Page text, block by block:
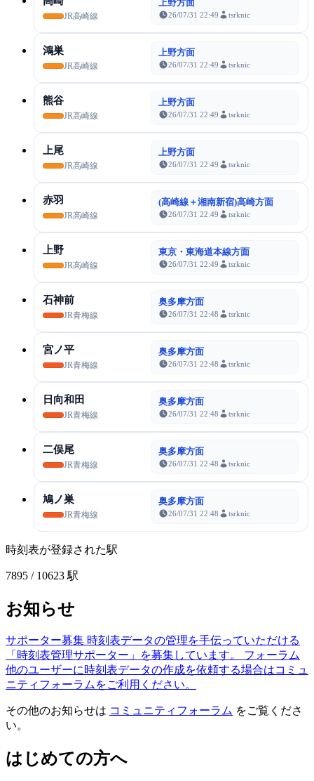
JR高崎線
上野方面
26/07/31 22:49 tsrknic
鴻巣
JR高崎線
上野方面
26/07/31 22:49 tsrknic
熊谷
JR高崎線
上野方面
26/07/31 22:49 tsrknic
上尾
JR高崎線
上野方面
26/07/31 22:49 tsrknic
赤羽
JR高崎線
(高崎線＋湘南新宿)高崎方面
26/07/31 22:49 tsrknic
上野
JR高崎線
東京・東海道本線方面
26/07/31 22:49 tsrknic
石神前
JR青梅線
奥多摩方面
26/07/31 22:48 tsrknic
宮ノ平
JR青梅線
奥多摩方面
26/07/31 22:48 tsrknic
日向和田
JR青梅線
奥多摩方面
26/07/31 22:48 tsrknic
二俣尾
JR青梅線
奥多摩方面
26/07/31 22:48 tsrknic
鳩ノ巣
JR青梅線
奥多摩方面
26/07/31 22:48 tsrknic
時刻表が登録された駅
7895 / 10623 駅
お知らせ
サポーター募集 時刻表データの管理を手伝っていただける
「時刻表管理サポーター」を募集しています。
フォーラム
他のユーザーに時刻表データの作成を依頼する場合はコミュ
ニティフォーラムをご利用ください。
その他のお知らせは コミュニティフォーラム をご覧くださ
い。
はじめての方へ